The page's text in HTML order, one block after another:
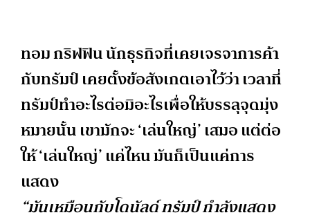
ทอม กริฟฟิน นักธุรกิจที่เคยเจรจาการค้า
กับทรัมป์ เคยตั้งข้อสังเกตเอาไว้ว่า เวลาที่
ทรัมป์ทำอะไรต่อมิอะไรเพื่อให้บรรลุจุดมุ่ง
หมายนั้น เขามักจะ ‘เล่นใหญ่’ เสมอ แต่ต่อ
ให้ ‘เล่นใหญ่’ แค่ไหน มันก็เป็นแค่การ
แสดง
“มันเหมือนกับโดนัลด์ ทรัมป์ กำลังแสดง